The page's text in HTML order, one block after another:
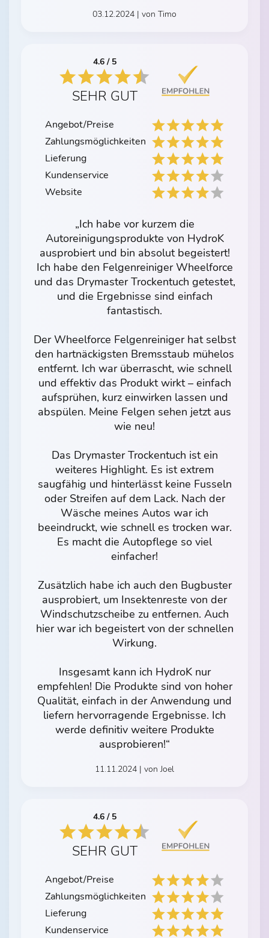
03.12.2024 | von Timo
4.6 / 5
SEHR GUT
Angebot/Preise
Zahlungsmöglichkeiten
Lieferung
Kundenservice
Website
„Ich habe vor kurzem die
Autoreinigungsprodukte von HydroK
ausprobiert und bin absolut begeistert!
Ich habe den Felgenreiniger Wheelforce
und das Drymaster Trockentuch getestet,
und die Ergebnisse sind einfach
fantastisch.
Der Wheelforce Felgenreiniger hat selbst
den hartnäckigsten Bremsstaub mühelos
entfernt. Ich war überrascht, wie schnell
und effektiv das Produkt wirkt – einfach
aufsprühen, kurz einwirken lassen und
abspülen. Meine Felgen sehen jetzt aus
wie neu!
Das Drymaster Trockentuch ist ein
weiteres Highlight. Es ist extrem
saugfähig und hinterlässt keine Fusseln
oder Streifen auf dem Lack. Nach der
Wäsche meines Autos war ich
beeindruckt, wie schnell es trocken war.
Es macht die Autopflege so viel
einfacher!
Zusätzlich habe ich auch den Bugbuster
ausprobiert, um Insektenreste von der
Windschutzscheibe zu entfernen. Auch
hier war ich begeistert von der schnellen
Wirkung.
Insgesamt kann ich HydroK nur
empfehlen! Die Produkte sind von hoher
Qualität, einfach in der Anwendung und
liefern hervorragende Ergebnisse. Ich
werde definitiv weitere Produkte
ausprobieren!“
11.11.2024 | von Joel
4.6 / 5
SEHR GUT
Angebot/Preise
Zahlungsmöglichkeiten
Lieferung
Kundenservice